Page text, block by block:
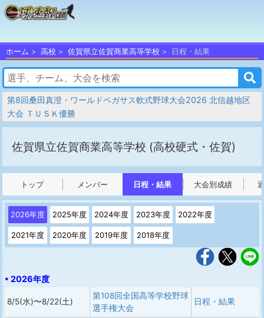
ホーム 高校 佐賀県立佐賀商業高等学校 日程・結果
第8回桑田真澄・ワールドペガサス軟式野球大会2026 北信越地区
大会 ＴＵＳＫ優勝
佐賀県立佐賀商業高等学校 (高校硬式・佐賀)
トップ メンバー 日程・結果 大会別成績
2026年度 2025年度 2024年度 2023年度 2022年度
2021年度 2020年度 2019年度 2018年度
• 2026年度
8/5(水)〜8/22(土)
第108回全国高等学校野球
選手権大会
日程・結果